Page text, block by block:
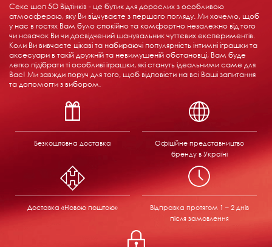
Секс шоп 5О Відтінків - це бутик для дорослих з особливою
атмосферою, яку Ви відчуваєте з першого погляду. Ми хочемо, щоб
у нас в гостях Вам було спокійно та комфортно незалежно від того
чи новачок Ви чи досвідчений шанувальник чуттєвих експериментів.
Коли Ви вивчаєте цікаві та набираючі популярність інтимні іграшки та
аксесуари в такій дружній та невимушеній обстановці, Вам буде
легко підібрати ті особливі іграшки, які стануть ідеальними саме для
Вас! Ми завжди поруч для того, щоб відповісти на всі Ваші запитання
та допомогти з вибором.
Безкоштовна доставка
Офіційне представництво
бренду в Україні
Доставка «Новою поштою» Відправка протягом 1 – 2 днів
після замовлення